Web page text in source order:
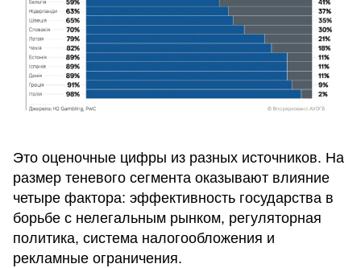
Это оценочные цифры из разных источников. На
размер теневого сегмента оказывают влияние
четыре фактора: эффективность государства в
борьбе с нелегальным рынком, регуляторная
политика, система налогообложения и
рекламные ограничения.